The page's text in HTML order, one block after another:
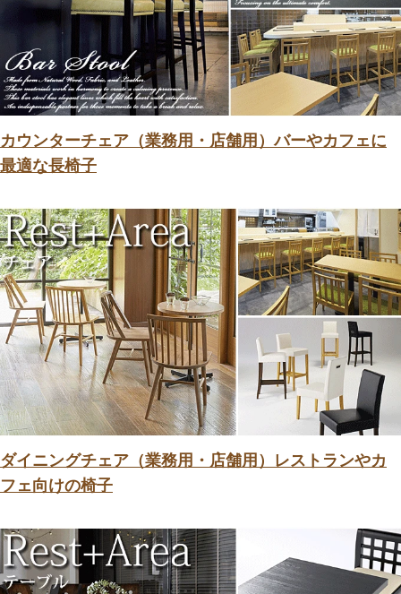
カウンターチェア（業務用・店舗用）バーやカフェに
最適な長椅子
ダイニングチェア（業務用・店舗用）レストランやカ
フェ向けの椅子